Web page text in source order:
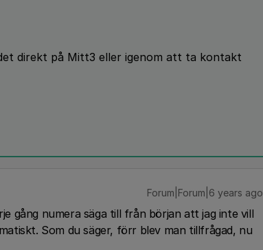
direkt på Mitt3 eller igenom att ta kontakt
Forum|Forum|6 years ago
gång numera säga till från början att jag inte vill
Som du säger, förr blev man tillfrågad, nu